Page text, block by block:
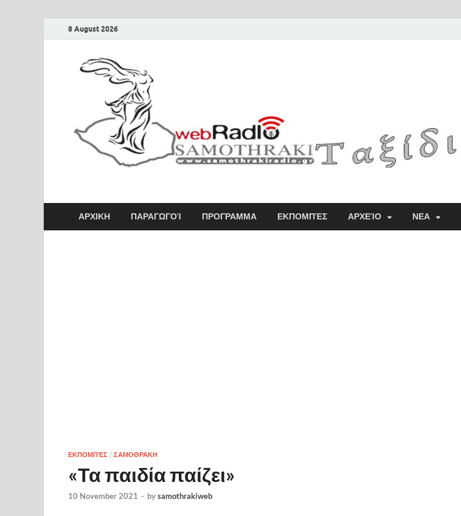
8 August 2026
Samothraki Web Radio
ΑΡΧΙΚΗ ΠΑΡΑΓΩΓΟΊ ΠΡΟΓΡΑΜΜΑ ΕΚΠΟΜΠΈΣ ΑΡΧΕΊΟ ΝΕΑ
ΕΚΠΟΜΠΈΣ / ΣΑΜΟΘΡΑΚΗ
«Τα παιδία παίζει»
10 November 2021 - bysamothrakiweb